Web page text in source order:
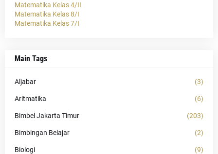
Matematika Kelas 4/II
Matematika Kelas 8/I
Matematika Kelas 7/I
Main Tags
Aljabar (3)
Aritmatika (6)
Bimbel Jakarta Timur (203)
Bimbingan Belajar (2)
Biologi (9)